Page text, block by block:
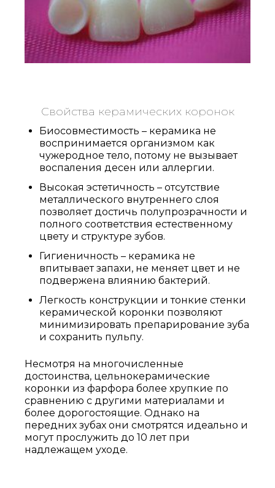
Свойства керамических коронок
Биосовместимость – керамика не
воспринимается организмом как
чужеродное тело, потому не вызывает
воспаления десен или аллергии.
Высокая эстетичность – отсутствие
металлического внутреннего слоя
позволяет достичь полупрозрачности и
полного соответствия естественному
цвету и структуре зубов.
Гигиеничность – керамика не
впитывает запахи, не меняет цвет и не
подвержена влиянию бактерий.
Легкость конструкции и тонкие стенки
керамической коронки позволяют
минимизировать препарирование зуба
и сохранить пульпу.
Несмотря на многочисленные
достоинства, цельнокерамические
коронки из фарфора более хрупкие по
сравнению с другими материалами и
более дорогостоящие. Однако на
передних зубах они смотрятся идеально и
могут прослужить до 10 лет при
надлежащем уходе.